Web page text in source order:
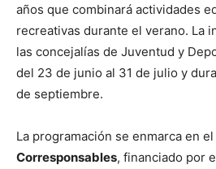
años que combinará actividades
recreativas durante el verano. La
las concejalías de Juventud y
del 23 de junio al 31 de julio y
de septiembre.
La programación se enmarca en el
Corresponsables, financiado por